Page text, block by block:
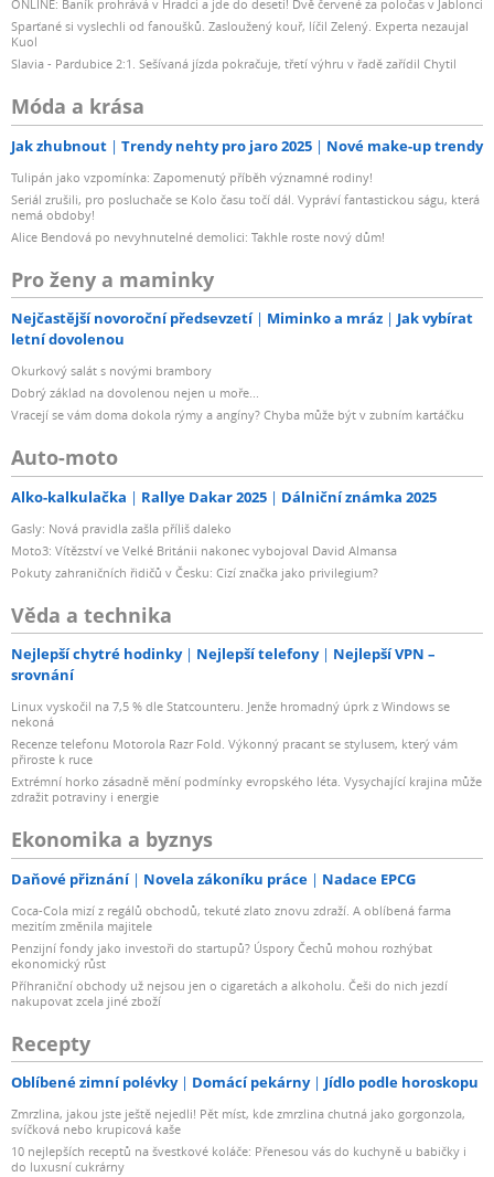
ONLINE: Baník prohrává v Hradci a jde do deseti! Dvě červené za poločas v Jablonci
Sparťané si vyslechli od fanoušků. Zasloužený kouř, líčil Zelený. Experta nezaujal
Kuol
Slavia - Pardubice 2:1. Sešívaná jízda pokračuje, třetí výhru v řadě zařídil Chytil
Móda a krása
Jak zhubnout Trendy nehty pro jaro 2025 Nové make-up trendy
Tulipán jako vzpomínka: Zapomenutý příběh významné rodiny!
Seriál zrušili, pro posluchače se Kolo času točí dál. Vypráví fantastickou ságu, která
nemá obdoby!
Alice Bendová po nevyhnutelné demolici: Takhle roste nový dům!
Pro ženy a maminky
Nejčastější novoroční předsevzetí Miminko a mráz
Jak vybírat
letní dovolenou
Okurkový salát s novými brambory
Dobrý základ na dovolenou nejen u moře...
Vracejí se vám doma dokola rýmy a angíny? Chyba může být v zubním kartáčku
Auto-moto
Alko-kalkulačka Rallye Dakar 2025 Dálniční známka 2025
Gasly: Nová pravidla zašla příliš daleko
Moto3: Vítězství ve Velké Británii nakonec vybojoval David Almansa
Pokuty zahraničních řidičů v Česku: Cizí značka jako privilegium?
Věda a technika
Nejlepší chytré hodinky Nejlepší telefony
Nejlepší VPN –
srovnání
Linux vyskočil na 7,5 % dle Statcounteru. Jenže hromadný úprk z Windows se
nekoná
Recenze telefonu Motorola Razr Fold. Výkonný pracant se stylusem, který vám
přiroste k ruce
Extrémní horko zásadně mění podmínky evropského léta. Vysychající krajina může
zdražit potraviny i energie
Ekonomika a byznys
Daňové přiznání Novela zákoníku práce Nadace EPCG
Coca-Cola mizí z regálů obchodů, tekuté zlato znovu zdraží. A oblíbená farma
mezitím změnila majitele
Penzijní fondy jako investoři do startupů? Úspory Čechů mohou rozhýbat
ekonomický růst
Příhraniční obchody už nejsou jen o cigaretách a alkoholu. Češi do nich jezdí
nakupovat zcela jiné zboží
Recepty
Oblíbené zimní polévky Domácí pekárny Jídlo podle horoskopu
Zmrzlina, jakou jste ještě nejedli! Pět míst, kde zmrzlina chutná jako gorgonzola,
svíčková nebo krupicová kaše
10 nejlepších receptů na švestkové koláče: Přenesou vás do kuchyně u babičky i
do luxusní cukrárny